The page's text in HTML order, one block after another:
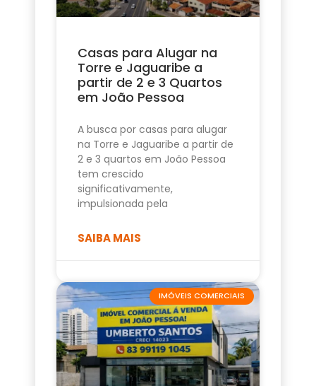
Casas para Alugar na
Torre e Jaguaribe a
partir de 2 e 3 Quartos
em João Pessoa
A busca por casas para alugar
na Torre e Jaguaribe a partir de
2 e 3 quartos em João Pessoa
tem crescido
significativamente,
impulsionada pela
SAIBA MAIS
IMÓVEIS COMERCIAIS